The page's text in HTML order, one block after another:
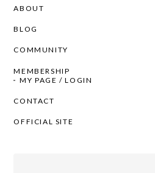
ABOUT
BLOG
COMMUNITY
MEMBERSHIP
MY PAGE / LOGIN
CONTACT
OFFICIAL SITE